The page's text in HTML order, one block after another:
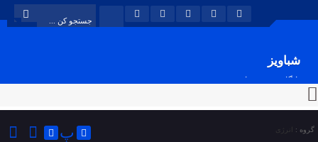
شباویز
پایگاه خبری شباویز
گروه : پ